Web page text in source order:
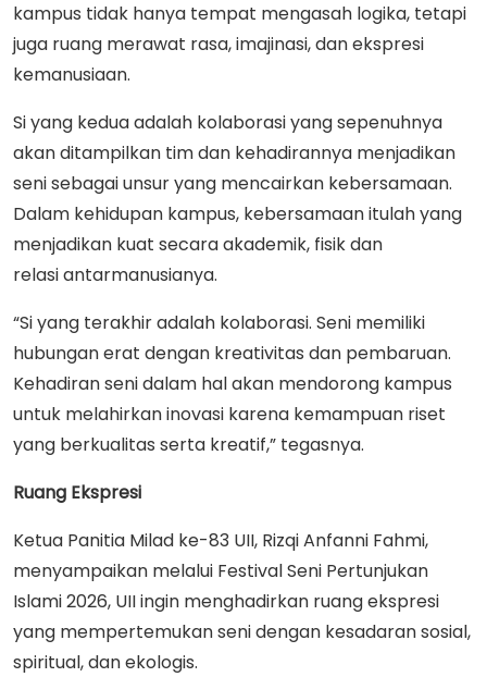
kampus tidak hanya tempat mengasah logika, tetapi
juga ruang merawat rasa, imajinasi, dan ekspresi
kemanusiaan.
Si yang kedua adalah kolaborasi yang sepenuhnya
akan ditampilkan tim dan kehadirannya menjadikan
seni sebagai unsur yang mencairkan kebersamaan.
Dalam kehidupan kampus, kebersamaan itulah yang
menjadikan kuat secara akademik, fisik dan
relasi antarmanusianya.
“Si yang terakhir adalah kolaborasi. Seni memiliki
hubungan erat dengan kreativitas dan pembaruan.
Kehadiran seni dalam hal akan mendorong kampus
untuk melahirkan inovasi karena kemampuan riset
yang berkualitas serta kreatif,” tegasnya.
Ruang Ekspresi
Ketua Panitia Milad ke-83 UII, Rizqi Anfanni Fahmi,
menyampaikan melalui Festival Seni Pertunjukan
Islami 2026, UII ingin menghadirkan ruang ekspresi
yang mempertemukan seni dengan kesadaran sosial,
spiritual, dan ekologis.